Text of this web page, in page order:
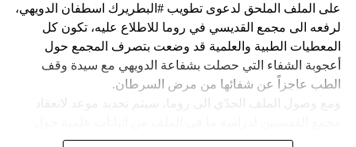
ألف شخص من منازلهم منذ عطلة نهاية الأسبوع بسبب أعمال
العنف.
وقال رجل من هايتي يدعى نيكولا لوكالة رويترز للأنباء: “أجبرتنا
العصابات المسلحة على ترك منازلنا. دمروا بيوتنا ونحن الآن في
على الملف الملحق لدعوى تطويب #البطريرك اسطفان الدويهي،
لرفعه الى مجمع القديسي في روما للاطلاع عليه، تكون كل
المعطيات الطبية والعلمية قد وضعت بتصرف المجمع حول
أعجوبة الشفاء التي حصلت بشفاعة الدويهي مع سيدة وقف
الطب عاجزاً عن شفائها من مرض السرطان.
ومع وصول الملف الجدّي الى روما، سيتم تحديد موعد لانعقاد
الشفاء، على أن يتّخذ القرار بطوباوية البطريرك الدويهي من البابا